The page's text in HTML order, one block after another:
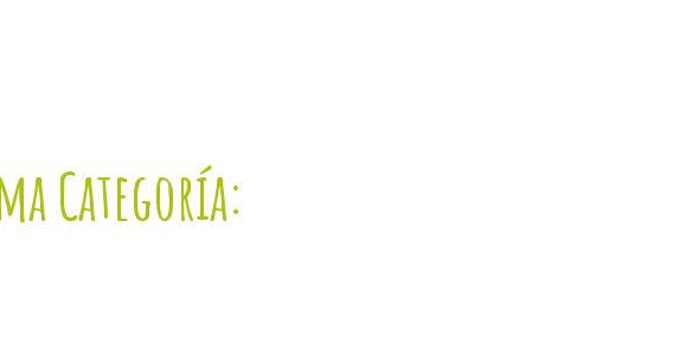
Categoría: